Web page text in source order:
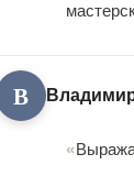
В